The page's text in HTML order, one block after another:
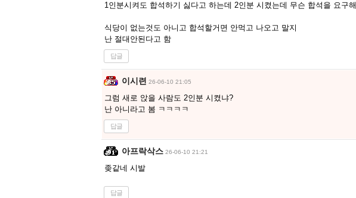
1인분시켜도 합석하기 싫다고 하는데 2인분 시켰는데 무슨 합석을 요구해
식당이 없는것도 아니고 합석할거면 안먹고 나오고 말지
난 절대안된다고 함
답글
이시련 26-06-10 21:05
그럼 새로 앉을 사람도 2인분 시켰냐?
난 아니라고 봄 ㅋㅋㅋㅋ
답글
아프락삭스 26-06-10 21:21
좆같네 시발
답글